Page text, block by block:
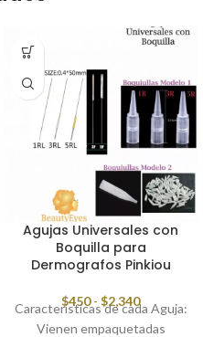
Agujas Universales con
Boquilla para
Dermografos Pinkiou
$450 - $2,340
Características de cada Aguja:
Vienen empaquetadas